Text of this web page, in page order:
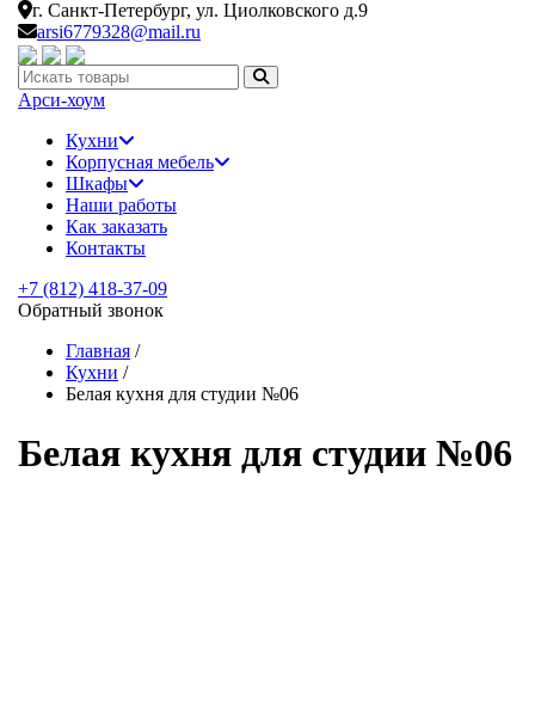
г. Санкт-Петербург, ул. Циолковского д.9
arsi6779328@mail.ru
Искать:
Арси-хоум
Кухни
Корпусная мебель
Шкафы
Наши работы
Как заказать
Контакты
+7 (812) 418-37-09
Обратный звонок
Главная /
Кухни /
Белая кухня для студии №06
Белая кухня для студии №06